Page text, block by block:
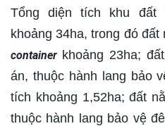
Tổng diện tích khu đất
khoảng 34ha, trong đó đất
container khoảng 23ha;
án, thuộc hành lang bảo
tích khoảng 1,52ha; đất
thuộc hành lang bảo vệ